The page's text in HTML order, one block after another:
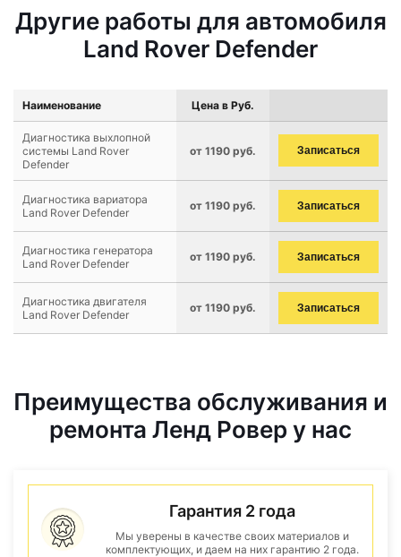
Другие работы для автомобиля
Land Rover Defender
Наименование Цена в Руб.
Диагностика выхлопной
системы Land Rover
Defender
от 1190 руб. Записаться
Диагностика вариатора
Land Rover Defender
от 1190 руб. Записаться
Диагностика генератора
Land Rover Defender
от 1190 руб. Записаться
Диагностика двигателя
Land Rover Defender
от 1190 руб. Записаться
Преимущества обслуживания и
ремонта Ленд Ровер у нас
Гарантия 2 года
Мы уверены в качестве своих материалов и
комплектующих, и даем на них гарантию 2 года.